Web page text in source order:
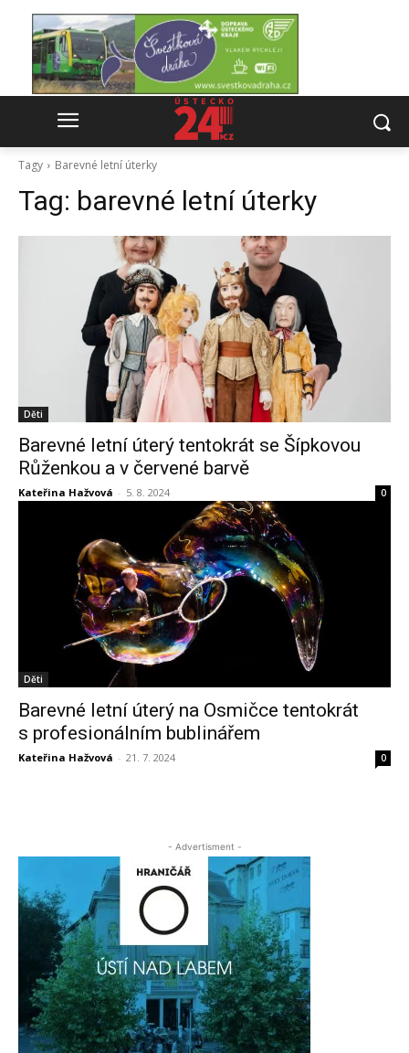
Tagy Barevné letní úterky
Tag: barevné letní úterky
Děti
Barevné letní úterý tentokrát se Šípkovou
Růženkou a v červené barvě
Kateřina Hažvová - 5. 8. 2024 0
Děti
Barevné letní úterý na Osmičce tentokrát
s profesionálním bublinářem
Kateřina Hažvová - 21. 7. 2024 0
- Advertisment -